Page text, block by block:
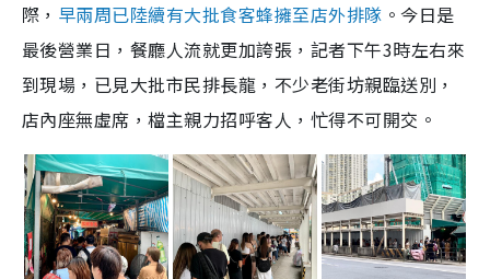
際， 早兩周已陸續有大批食客蜂擁至店外排隊 。今日是
最後營業日，餐廳人流就更加誇張，記者下午3時左右來
到現場，已見大批市民排長龍，不少老街坊親臨送別，
店內座無虛席，檔主親力招呼客人，忙得不可開交。